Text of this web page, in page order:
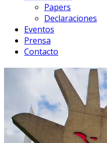
Papers
Declaraciones
Eventos
Prensa
Contacto